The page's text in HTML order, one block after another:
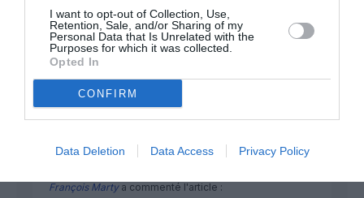
I want to opt-out of Collection, Use,
Retention, Sale, and/or Sharing of my
Personal Data that Is Unrelated with the
Purposes for which it was collected.
Opted In
CONFIRM
Data Deletion Data Access Privacy Policy
DERNIERS COMMENTAIRES
Bruno C
Incivilités à Bangkok : 22 passagers chinois refusés à
bord après une course-poursuite, l’incident devient
François Martya commenté l'article :